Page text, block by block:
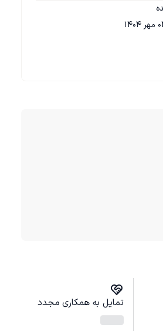
تمایل به همکاری مجدد